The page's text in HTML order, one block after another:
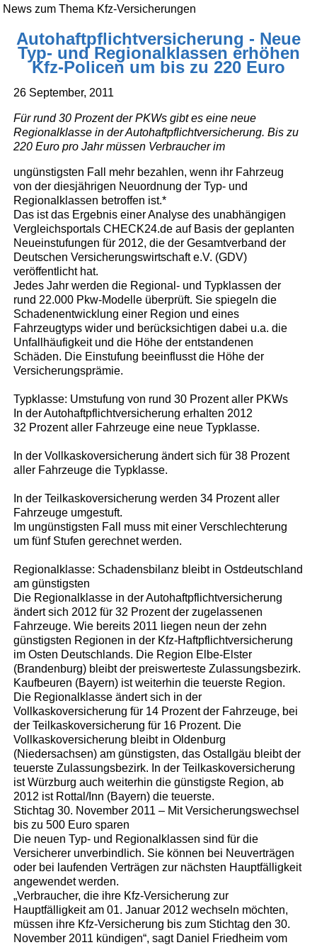
News zum Thema Kfz-Versicherungen
Autohaftpflichtversicherung - Neue
Typ- und Regionalklassen erhöhen
Kfz-Policen um bis zu 220 Euro
26 September, 2011
Für rund 30 Prozent der PKWs gibt es eine neue
Regionalklasse in der Autohaftpflichtversicherung. Bis zu
220 Euro pro Jahr müssen Verbraucher im
ungünstigsten Fall mehr bezahlen, wenn ihr Fahrzeug
von der diesjährigen Neuordnung der Typ- und
Regionalklassen betroffen ist.*
Das ist das Ergebnis einer Analyse des unabhängigen
Vergleichsportals CHECK24.de auf Basis der geplanten
Neueinstufungen für 2012, die der Gesamtverband der
Deutschen Versicherungswirtschaft e.V. (GDV)
veröffentlicht hat.
Jedes Jahr werden die Regional- und Typklassen der
rund 22.000 Pkw-Modelle überprüft. Sie spiegeln die
Schadenentwicklung einer Region und eines
Fahrzeugtyps wider und berücksichtigen dabei u.a. die
Unfallhäufigkeit und die Höhe der entstandenen
Schäden. Die Einstufung beeinflusst die Höhe der
Versicherungsprämie.
Typklasse: Umstufung von rund 30 Prozent aller PKWs
In der Autohaftpflichtversicherung erhalten 2012
32 Prozent aller Fahrzeuge eine neue Typklasse.
In der Vollkaskoversicherung ändert sich für 38 Prozent
aller Fahrzeuge die Typklasse.
In der Teilkaskoversicherung werden 34 Prozent aller
Fahrzeuge umgestuft.
Im ungünstigsten Fall muss mit einer Verschlechterung
um fünf Stufen gerechnet werden.
Regionalklasse: Schadensbilanz bleibt in Ostdeutschland
am günstigsten
Die Regionalklasse in der Autohaftpflichtversicherung
ändert sich 2012 für 32 Prozent der zugelassenen
Fahrzeuge. Wie bereits 2011 liegen neun der zehn
günstigsten Regionen in der Kfz-Haftpflichtversicherung
im Osten Deutschlands. Die Region Elbe-Elster
(Brandenburg) bleibt der preiswerteste Zulassungsbezirk.
Kaufbeuren (Bayern) ist weiterhin die teuerste Region.
Die Regionalklasse ändert sich in der
Vollkaskoversicherung für 14 Prozent der Fahrzeuge, bei
der Teilkaskoversicherung für 16 Prozent. Die
Vollkaskoversicherung bleibt in Oldenburg
(Niedersachsen) am günstigsten, das Ostallgäu bleibt der
teuerste Zulassungsbezirk. In der Teilkaskoversicherung
ist Würzburg auch weiterhin die günstigste Region, ab
2012 ist Rottal/Inn (Bayern) die teuerste.
Stichtag 30. November 2011 – Mit Versicherungswechsel
bis zu 500 Euro sparen
Die neuen Typ- und Regionalklassen sind für die
Versicherer unverbindlich. Sie können bei Neuverträgen
oder bei laufenden Verträgen zur nächsten Hauptfälligkeit
angewendet werden.
„Verbraucher, die ihre Kfz-Versicherung zur
Hauptfälligkeit am 01. Januar 2012 wechseln möchten,
müssen ihre Kfz-Versicherung bis zum Stichtag den 30.
November 2011 kündigen“, sagt Daniel Friedheim vom